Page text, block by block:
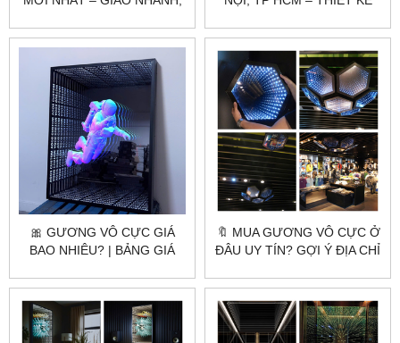
NƠI
🎀 GƯƠNG VÔ CỰC GIÁ
BAO NHIÊU? | BẢNG GIÁ
CITYBUILDING
🔖 MUA GƯƠNG VÔ CỰC Ở
ĐÂU UY TÍN? GỢI Ý ĐỊA CHỈ
GỐC